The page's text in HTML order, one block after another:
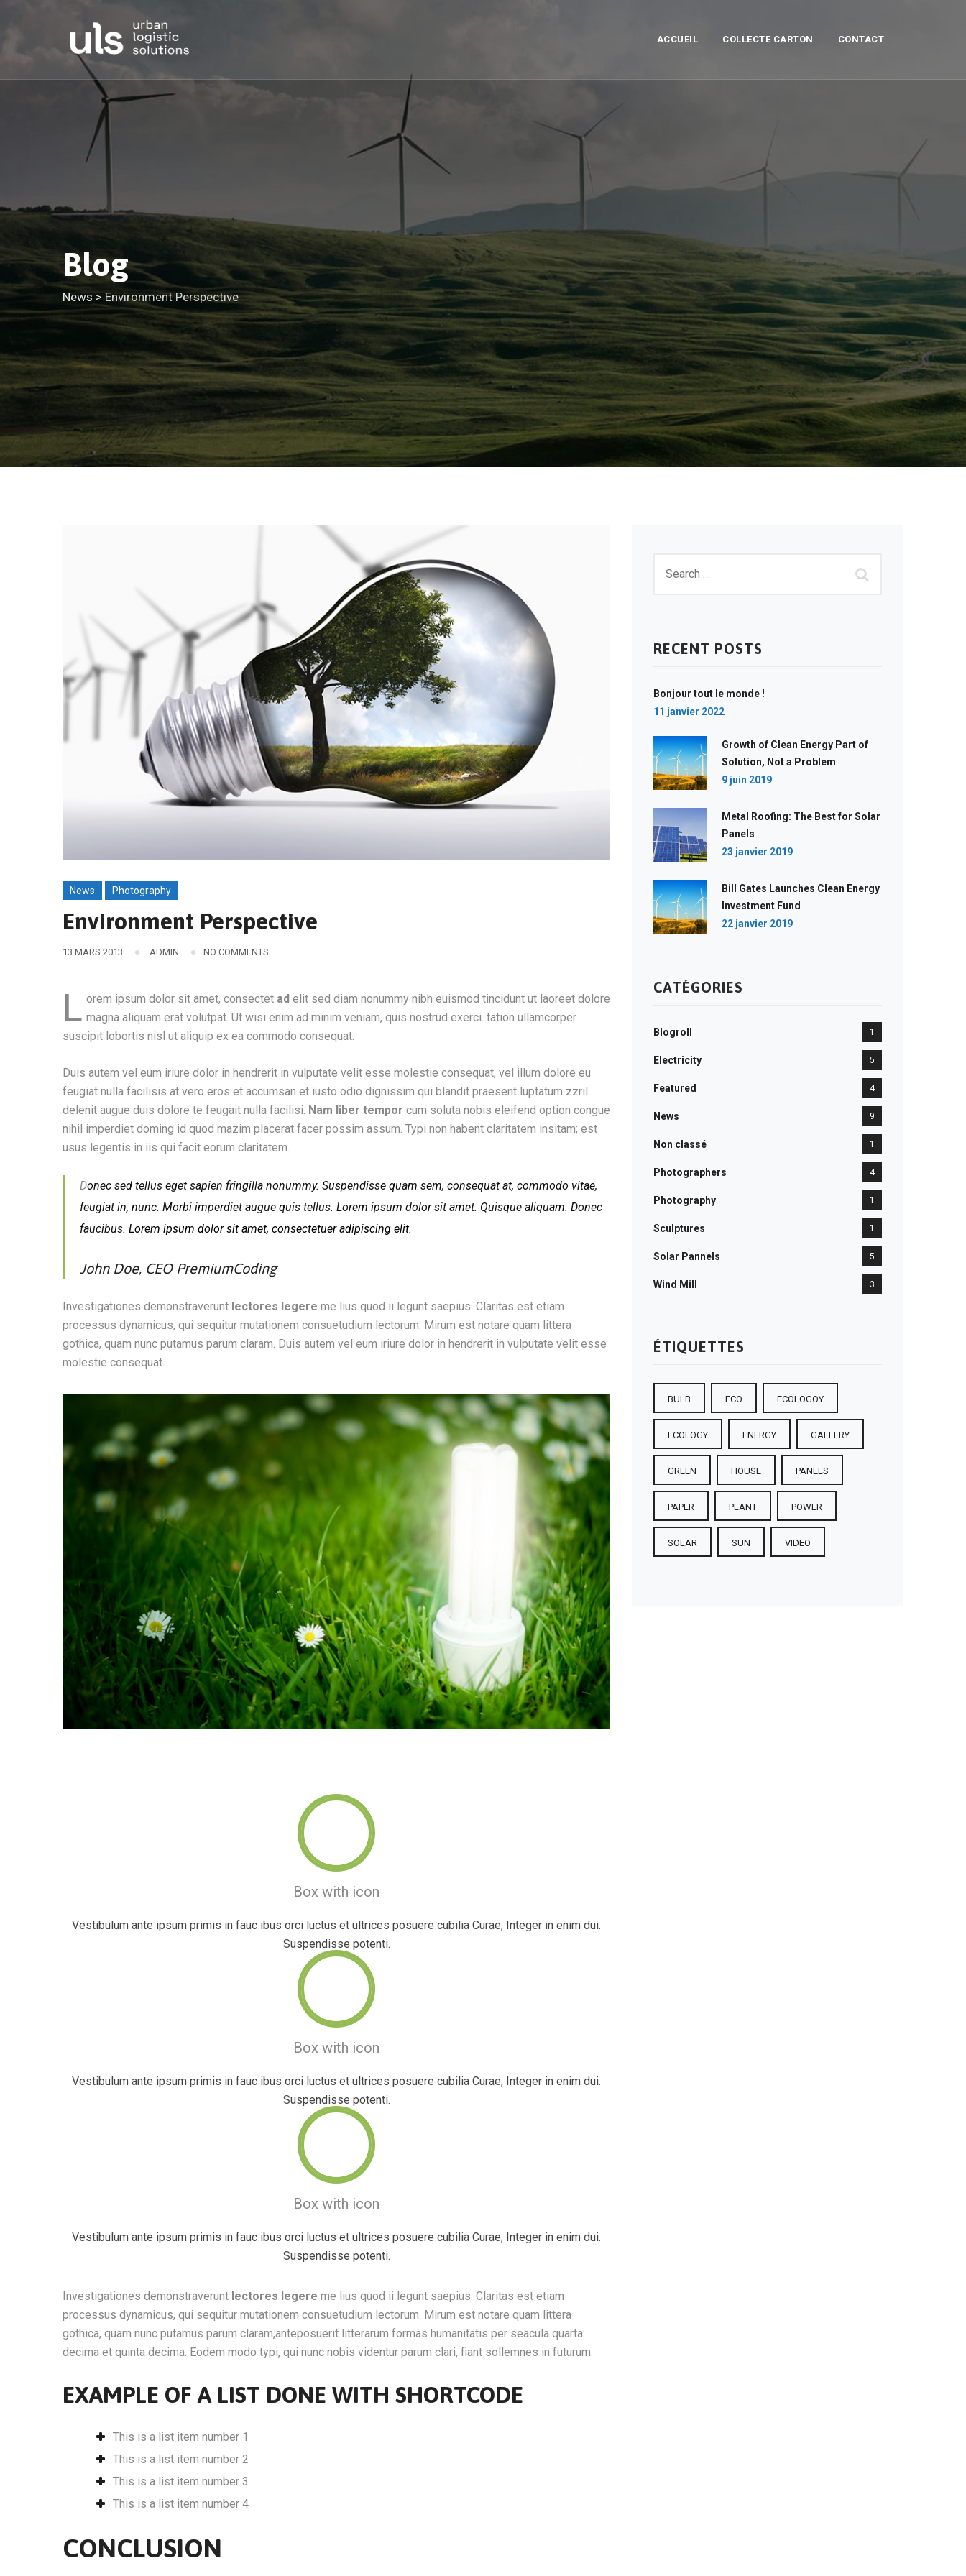
ACCUEIL COLLECTE CARTON CONTACT
Blog
News> Environment Perspective
News Photography
Environment Perspective
13 MARS 2013 ADMIN NO COMMENTS
L orem ipsum dolor sit amet, consectet ad elit sed diam nonummy nibh euismod tincidunt ut laoreet dolore
magna aliquam erat volutpat. Ut wisi enim ad minim veniam, quis nostrud exerci. tation ullamcorper
suscipit lobortis nisl ut aliquip ex ea commodo consequat.
Duis autem vel eum iriure dolor in hendrerit in vulputate velit esse molestie consequat, vel illum dolore eu
feugiat nulla facilisis at vero eros et accumsan et iusto odio dignissim qui blandit praesent luptatum zzril
delenit augue duis dolore te feugait nulla facilisi. Nam liber tempor cum soluta nobis eleifend option congue
nihil imperdiet doming id quod mazim placerat facer possim assum. Typi non habent claritatem insitam; est
usus legentis in iis qui facit eorum claritatem.
Donec sed tellus eget sapien fringilla nonummy. Suspendisse quam sem, consequat at, commodo vitae,
feugiat in, nunc. Morbi imperdiet augue quis tellus. Lorem ipsum dolor sit amet. Quisque aliquam. Donec
faucibus. Lorem ipsum dolor sit amet, consectetuer adipiscing elit.
John Doe, CEO PremiumCoding
Investigationes demonstraverunt lectores legere me lius quod ii legunt saepius. Claritas est etiam
processus dynamicus, qui sequitur mutationem consuetudium lectorum. Mirum est notare quam littera
gothica, quam nunc putamus parum claram. Duis autem vel eum iriure dolor in hendrerit in vulputate velit esse
molestie consequat.
Box with icon
Vestibulum ante ipsum primis in fauc ibus orci luctus et ultrices posuere cubilia Curae; Integer in enim dui.
Suspendisse potenti.
Box with icon
Vestibulum ante ipsum primis in fauc ibus orci luctus et ultrices posuere cubilia Curae; Integer in enim dui.
Suspendisse potenti.
Box with icon
Vestibulum ante ipsum primis in fauc ibus orci luctus et ultrices posuere cubilia Curae; Integer in enim dui.
Suspendisse potenti.
Investigationes demonstraverunt lectores legere me lius quod ii legunt saepius. Claritas est etiam
processus dynamicus, qui sequitur mutationem consuetudium lectorum. Mirum est notare quam littera
gothica, quam nunc putamus parum claram,anteposuerit litterarum formas humanitatis per seacula quarta
decima et quinta decima. Eodem modo typi, qui nunc nobis videntur parum clari, fiant sollemnes in futurum.
EXAMPLE OF A LIST DONE WITH SHORTCODE
This is a list item number 1
This is a list item number 2
This is a list item number 3
This is a list item number 4
CONCLUSION
RECENT POSTS
Bonjour tout le monde !
11 janvier 2022
Growth of Clean Energy Part of
Solution, Not a Problem
9 juin 2019
Metal Roofing: The Best for Solar
Panels
23 janvier 2019
Bill Gates Launches Clean Energy
Investment Fund
22 janvier 2019
CATÉGORIES
Blogroll 1
Electricity 5
Featured 4
News 9
Non classé 1
Photographers 4
Photography 1
Sculptures 1
Solar Pannels 5
Wind Mill 3
ÉTIQUETTES
BULB ECO ECOLOGOY
ECOLOGY ENERGY GALLERY
GREEN HOUSE PANELS
PAPER PLANT POWER
SOLAR SUN VIDEO